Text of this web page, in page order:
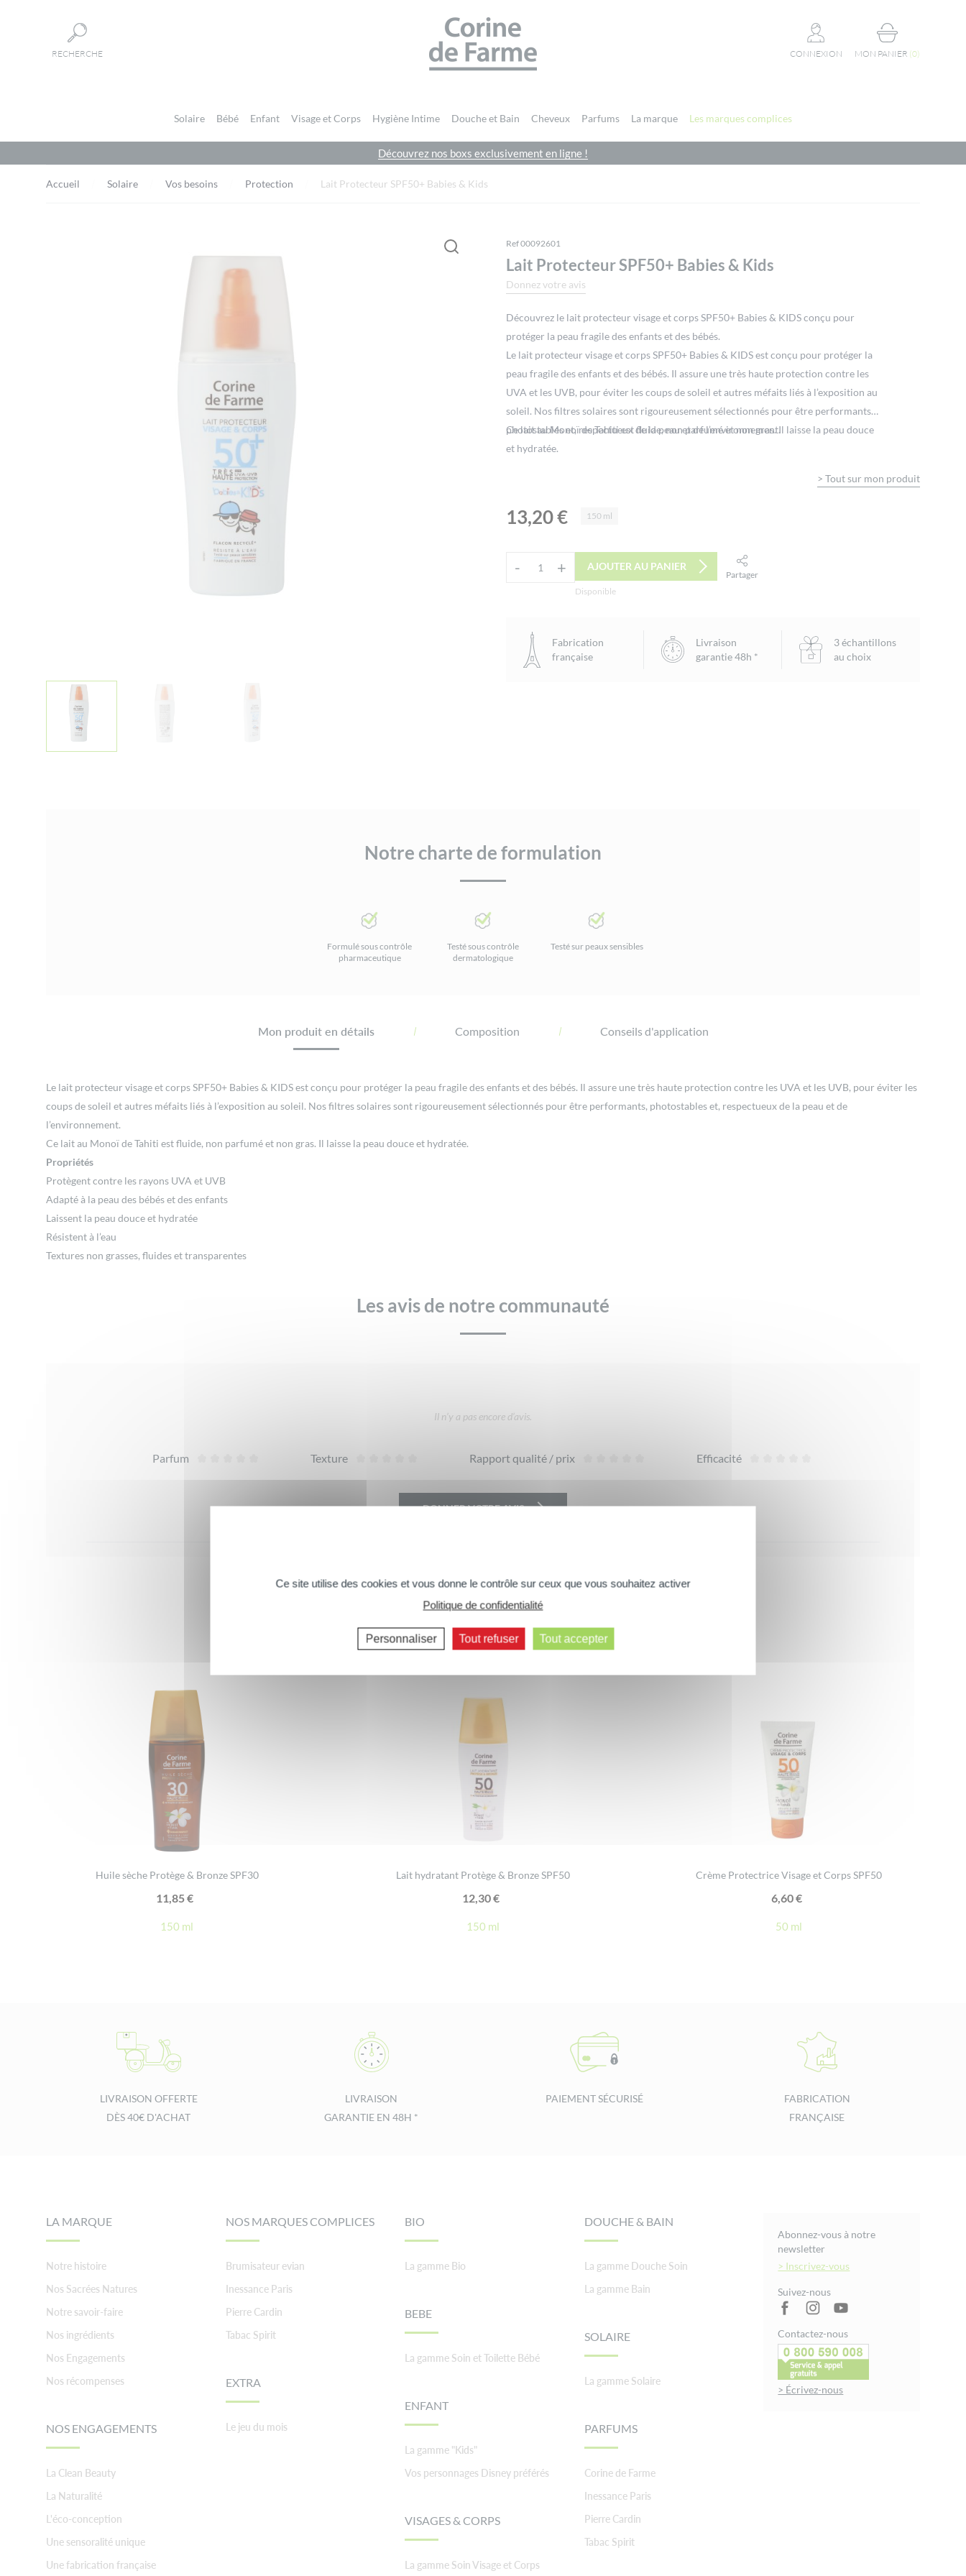
RECHERCHE
CORINE DE FARME SITE OFFICIEL
CONNEXION MON PANIER (0)
Solaire Bébé Enfant Visage et Corps Hygiène Intime Douche et Bain Cheveux Parfums La marque Les marques complices
Découvrez nos boxs exclusivement en ligne !
Accueil Solaire Vos besoins Protection Lait Protecteur SPF50+ Babies & Kids
Ref 00092601
Lait Protecteur SPF50+ Babies & Kids
Donnez votre avis
Découvrez le lait protecteur visage et corps SPF50+ Babies & KIDS conçu pour
protéger la peau fragile des enfants et des bébés.
Le lait protecteur visage et corps SPF50+ Babies & KIDS est conçu pour protéger la
peau fragile des enfants et des bébés. Il assure une très haute protection contre les
UVA et les UVB, pour éviter les coups de soleil et autres méfaits liés à l’exposition au
soleil. Nos filtres solaires sont rigoureusement sélectionnés pour être performants,
photostables et, respectueux de la peau et de l’environnement.
Ce lait au Monoï de Tahiti est fluide, non parfumé et non gras. Il laisse la peau douce
et hydratée.
> Tout sur mon produit
13,20€ 150 ml
quantité
SPF50+
Babies
- + AJOUTER AU PANIER
Disponible
Partager
Fabrication
française
Livraison
garantie 48h *
3 échantillons
au choix
Notre charte de formulation
Formulé sous contrôle
pharmaceutique
Testé sous contrôle
dermatologique
Testé sur peaux sensibles
Mon produit en détails Composition Conseils d'application
Le lait protecteur visage et corps SPF50+ Babies & KIDS est conçu pour protéger la peau fragile des enfants et des bébés. Il assure une très haute protection contre les UVA et les UVB, pour éviter les
coups de soleil et autres méfaits liés à l’exposition au soleil. Nos filtres solaires sont rigoureusement sélectionnés pour être performants, photostables et, respectueux de la peau et de
l’environnement.
Ce lait au Monoï de Tahiti est fluide, non parfumé et non gras. Il laisse la peau douce et hydratée.
Propriétés
Protègent contre les rayons UVA et UVB
Adapté à la peau des bébés et des enfants
Laissent la peau douce et hydratée
Résistent à l’eau
Textures non grasses, fluides et transparentes
Les avis de notre communauté
Il n’y a pas encore d’avis.
Parfum Texture Rapport qualité / prix Efficacité
DONNER VOTRE AVIS
Commentaires suivants >>
Vous aimerez peut-être aussi...
Huile sèche Protège & Bronze SPF30
11,85€
150 ml
Lait hydratant Protège & Bronze SPF50
12,30€
150 ml
Crème Protectrice Visage et Corps SPF50
6,60€
50 ml
LIVRAISON OFFERTE
DÈS 40€ D'ACHAT
LIVRAISON
GARANTIE EN 48H *
PAIEMENT SÉCURISÉ
FABRICATION
FRANÇAISE
LA MARQUE
Notre histoire
Nos Sacrées Natures
Notre savoir-faire
Nos ingrédients
Nos Engagements
Nos récompenses
NOS ENGAGEMENTS
La Clean Beauty
La Naturalité
L'éco-conception
Une sensoralité unique
Une fabrication française
NOS MARQUES COMPLICES
Brumisateur evian
Inessance Paris
Pierre Cardin
Tabac Spirit
EXTRA
Le jeu du mois
BIO
La gamme Bio
BEBE
La gamme Soin et Toilette Bébé
ENFANT
La gamme "Kids"
Vos personnages Disney préférés
VISAGES & CORPS
La gamme Soin Visage et Corps
DOUCHE & BAIN
La gamme Douche Soin
La gamme Bain
SOLAIRE
La gamme Solaire
PARFUMS
Corine de Farme
Inessance Paris
Pierre Cardin
Tabac Spirit
Abonnez-vous à notre
newsletter
> Inscrivez-vous
Suivez-nous
Contactez-nous
> Écrivez-nous
Ce site utilise des cookies et vous donne le contrôle sur ceux que vous souhaitez activer
Politique de confidentialité
Personnaliser Tout refuser Tout accepter